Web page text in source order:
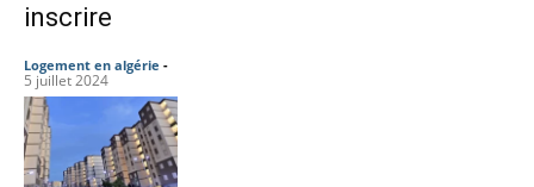
inscrire
Logement en algérie -
5 juillet 2024